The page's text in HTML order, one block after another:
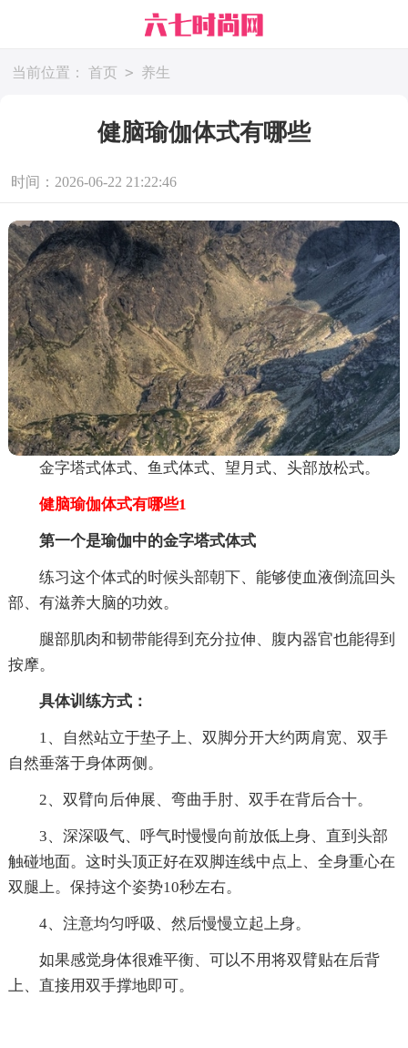
当前位置： 首页 > 养生
健脑瑜伽体式有哪些
时间：2026-06-22 21:22:46
金字塔式体式、鱼式体式、望月式、头部放松式。
健脑瑜伽体式有哪些1
第一个是瑜伽中的金字塔式体式
练习这个体式的时候头部朝下、能够使血液倒流回头
部、有滋养大脑的功效。
腿部肌肉和韧带能得到充分拉伸、腹内器官也能得到
按摩。
具体训练方式：
1、自然站立于垫子上、双脚分开大约两肩宽、双手
自然垂落于身体两侧。
2、双臂向后伸展、弯曲手肘、双手在背后合十。
3、深深吸气、呼气时慢慢向前放低上身、直到头部
触碰地面。这时头顶正好在双脚连线中点上、全身重心在
双腿上。保持这个姿势10秒左右。
4、注意均匀呼吸、然后慢慢立起上身。
如果感觉身体很难平衡、可以不用将双臂贴在后背
上、直接用双手撑地即可。